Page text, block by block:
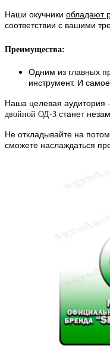
Наши окучники обладают
соответствии с вашими
Преимущества:
Одним из главных
инструмент. И
Наша целевая аудитория
двойной ОД-3 станет
Не откладывайте на
сможете наслаждаться